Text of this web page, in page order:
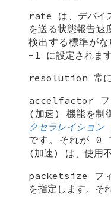
rate
は、デバイ
を送る状態報告
検出する標準が
-1 に設定されます
resolution 常
accelfactor
(加速) 機能を制
クセラレイショ
です。それが 0
(加速) は、使用不
packetsize
フ
を指定します。そ